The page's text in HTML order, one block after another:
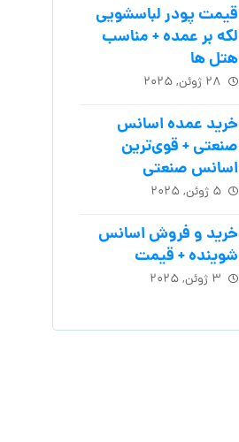
قیمت پودر لباسشویی
لکه بر عمده + مناسب
هتل ها
۲۸ ژوئن, ۲۰۲۵
خرید عمده اسانس
صنعتی + قوی‌ترین
اسانس‌ صنعتی
۵ ژوئن, ۲۰۲۵
خرید و فروش اسانس
شوینده + قیمت
۳ ژوئن, ۲۰۲۵